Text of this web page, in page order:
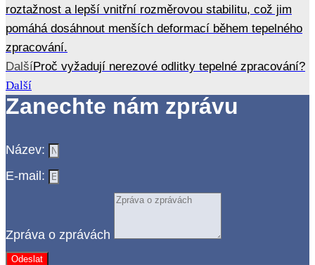
roztažnost a lepší vnitřní rozměrovou stabilitu, což jim
pomáhá dosáhnout menších deformací během tepelného
zpracování.
DalšíProč vyžadují nerezové odlitky tepelné zpracování?
Další
Zanechte nám zprávu
Název:
E-mail:
Zpráva o zprávách
Odeslat